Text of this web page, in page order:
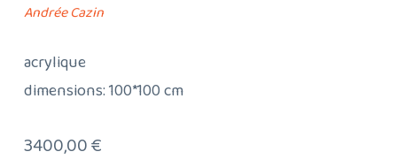
Andrée Cazin
acrylique
dimensions: 100*100 cm
3400,00€